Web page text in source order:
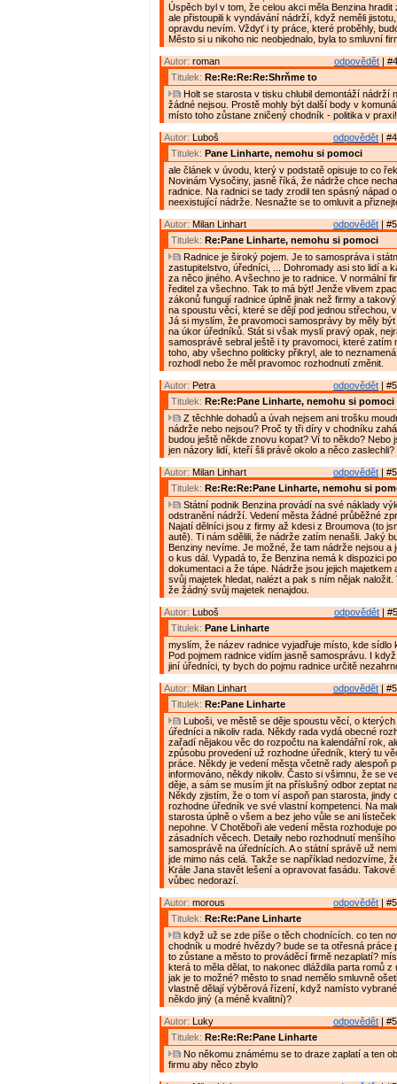
Úspěch byl v tom, že celou akci měla Benzina hradit
ale přistoupili k vyndávání nádrží, když neměli
opravdu nevím. Vždyť i ty práce, které proběhly,
Město si u nikoho nic neobjednalo, byla to smluvní
odpovědět |
Autor: roman
Titulek: Re:Re:Re:Re:Shrňme to
Holt se starosta v tisku chlubil demontáží nádrží
žádné nejsou. Prostě mohly být další body v
místo toho zůstane zničený chodník - politika v praxi!
odpovědět |
Autor: Luboš
Titulek: Pane Linharte, nemohu si pomoci
ale článek v úvodu, který v podstatě opisuje to co
Novinám Vysočiny, jasně říká, že nádrže chce
radnice. Na radnici se tady zrodil ten spásný nápad
neexistující nádrže. Nesnažte se to omluvit a
odpovědět |
Autor: Milan Linhart
Titulek: Re:Pane Linharte, nemohu si pomoci
Radnice je široký pojem. Je to samospráva i
zastupitelstvo, úředníci, ... Dohromady asi sto lidí a
za něco jiného. A všechno je to radnice. V normální
ředitel za všechno. Tak to má být! Jenže vlivem
zákonů fungují radnice úplně jinak než firmy a
na spoustu věcí, které se dějí pod jednou střechou,
Já si myslím, že pravomoci samosprávy by měly
na úkor úředníků. Stát si však myslí pravý opak,
samosprávě sebral ještě i ty pravomoci, které zatím
toho, aby všechno politicky přikryl, ale to
rozhodl nebo že měl pravomoc rozhodnutí změnit.
odpovědět |
Autor: Petra
Titulek: Re:Re:Pane Linharte, nemohu si pomoci
Z těchhle dohadů a úvah nejsem ani trošku
nádrže nebo nejsou? Proč ty tři díry v chodníku
budou ještě někde znovu kopat? Ví to někdo? Nebo
jen názory lidí, kteří šli právě okolo a něco zaslechli?
odpovědět |
Autor: Milan Linhart
Titulek: Re:Re:Re:Pane Linharte, nemohu si
Státní podnik Benzina provádí na své náklady
odstranění nádrží. Vedení města žádné průběžné
Najatí dělníci jsou z firmy až kdesi z Broumova (to
autě). Ti nám sdělili, že nádrže zatím nenašli. Jaký
Benziny nevíme. Je možné, že tam nádrže nejsou a
o kus dál. Vypadá to, že Benzina nemá k dispozici
dokumentaci a že tápe. Nádrže jsou jejich majetkem
svůj majetek hledat, nalézt a pak s ním nějak naložit.
že žádný svůj majetek nenajdou.
odpovědět |
Autor: Luboš
Titulek: Pane Linharte
myslím, že název radnice vyjadřuje místo, kde sídlo
Pod pojmem radnice vidím jasně samosprávu. I
jiní úředníci, ty bych do pojmu radnice určitě
odpovědět |
Autor: Milan Linhart
Titulek: Re:Pane Linharte
Luboši, ve městě se děje spoustu věcí, o
úředníci a nikoliv rada. Někdy rada vydá obecné
zařadí nějakou věc do rozpočtu na kalendářní rok,
způsobu provedení už rozhodne úředník, který tu
práce. Někdy je vedení města včetně rady alespoň
informováno, někdy nikoliv. Často si všimnu, že se
děje, a sám se musím jít na příslušný odbor zeptat
Někdy zjistím, že o tom ví aspoň pan starosta, jindy
rozhodne úředník ve své vlastní kompetenci. Na
starosta úplně o všem a bez jeho vůle se ani
nepohne. V Chotěboři ale vedení města rozhoduje
zásadních věcech. Detaily nebo rozhodnutí
samosprávě na úřednících. A o státní správě už
jde mimo nás celá. Takže se například nedozvíme,
Krále Jana stavět lešení a opravovat fasádu.
vůbec nedorazí.
odpovědět |
Autor: morous
Titulek: Re:Re:Pane Linharte
když už se zde píše o těch chodnících. co ten
chodník u modré hvězdy? bude se ta otřesná práce
to zůstane a město to prováděcí firmě nezaplatí?
která to měla dělat, to nakonec dláždila parta romů z
jak je to možné? město to snad nemělo smluvně
vlastně dělají výběrová řízení, když namísto
někdo jiný (a méně kvalitní)?
odpovědět |
Autor: Luky
Titulek: Re:Re:Re:Pane Linharte
No někomu známému se to draze zaplatí a ten
firmu aby něco zbylo